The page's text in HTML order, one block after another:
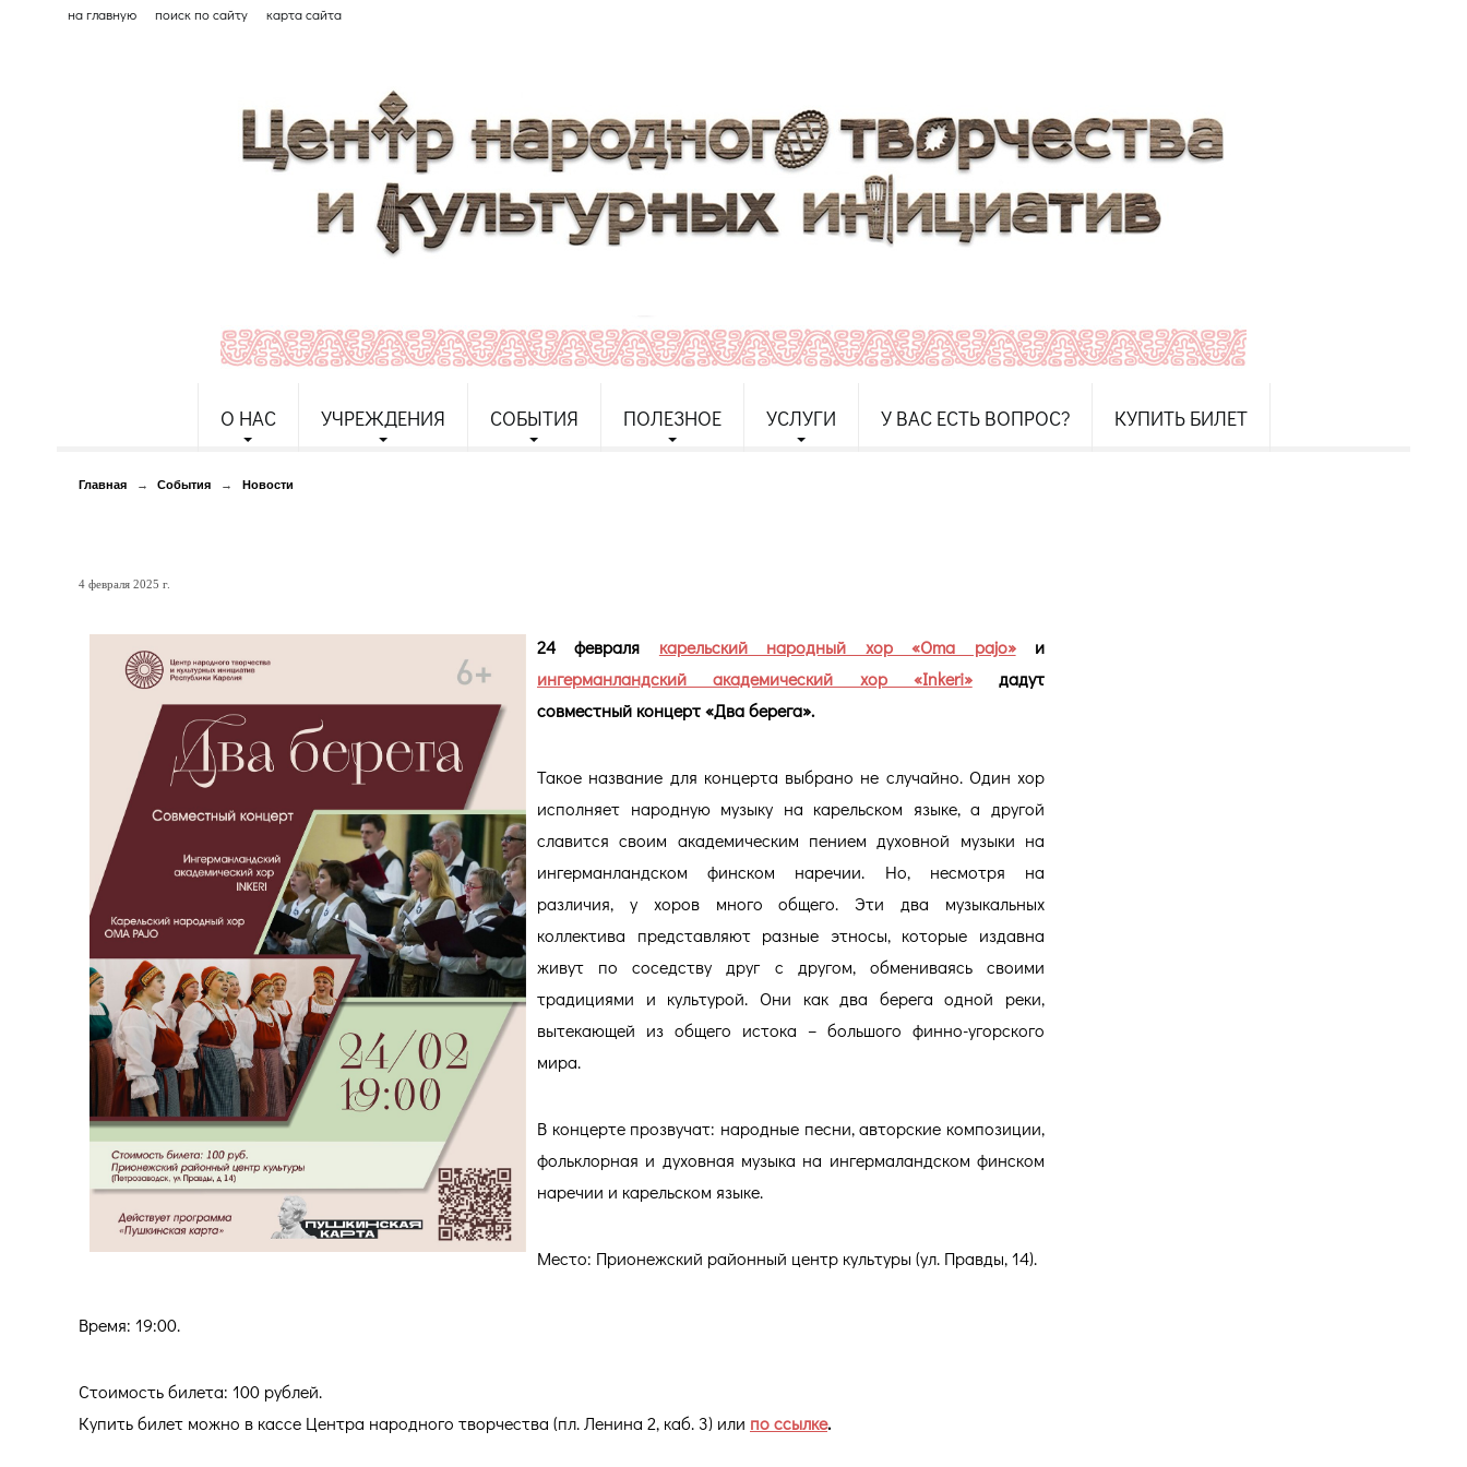
на главную поиск по сайту карта сайта
О НАС УЧРЕЖДЕНИЯ СОБЫТИЯ ПОЛЕЗНОЕ УСЛУГИ У ВАС ЕСТЬ ВОПРОС? КУПИТЬ БИЛЕТ
Главная → События → Новости
4 февраля 2025 г.
24 февраля карельский народный хор «Oma pajo»и
ингерманландский академический хор «Inkeri»дадут
совместный концерт «Два берега».
Такое название для концерта выбрано не случайно. Один хор
исполняет народную музыку на карельском языке, а другой
славится своим академическим пением духовной музыки на
ингерманландском финском наречии. Но, несмотря на
различия, у хоров много общего. Эти два музыкальных
коллектива представляют разные этносы, которые издавна
живут по соседству друг с другом, обмениваясь своими
традициями и культурой. Они как два берега одной реки,
вытекающей из общего истока – большого финно-угорского
мира.
В концерте прозвучат: народные песни, авторские композиции,
фольклорная и духовная музыка на ингермаландском финском
наречии и карельском языке.
Место: Прионежский районный центр культуры (ул. Правды, 14).
Время: 19:00.
Стоимость билета: 100 рублей.
Купить билет можно в кассе Центра народного творчества (пл. Ленина 2, каб. 3) или по ссылке.